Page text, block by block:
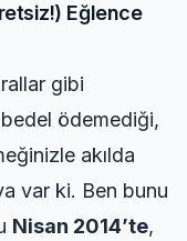
Eğlence
gibi
ödemediği,
akılda
var ki. Ben bunu
Nisan 2014’te,